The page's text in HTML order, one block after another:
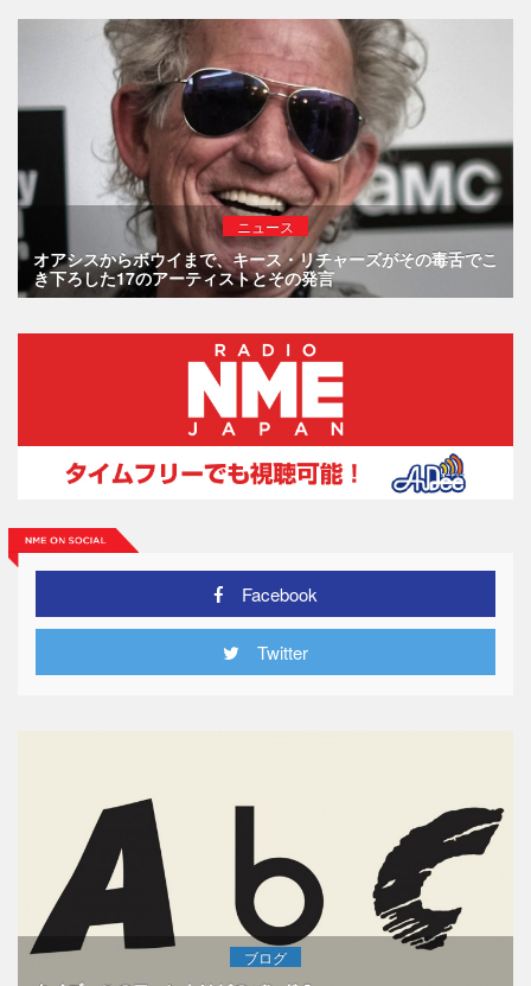
ニュース
オアシスからボウイまで、キース・リチャーズがその毒舌でこ
き下ろした17のアーティストとその発言
Facebook
Twitter
ブログ